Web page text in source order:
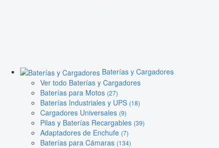
Baterías y Cargadores
Ver todo Baterías y Cargadores
Baterías para Motos (27)
Baterías Industriales y UPS (18)
Cargadores Universales (9)
Pilas y Baterías Recargables (39)
Adaptadores de Enchufe (7)
Baterías para Cámaras (134)